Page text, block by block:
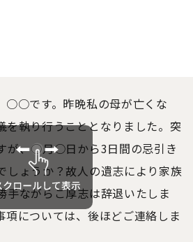
○○です。昨晩私の母が亡くな
を執り行うこととなりました。突
が、○月○日から3日間の忌引き
しょうか？故人の遺志により家族
手ながらご厚志は辞退いたしま
項については、後ほどご連絡しま